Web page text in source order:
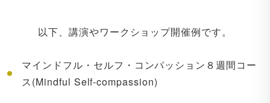
以下、講演やワークショップ開催例です。
マインドフル・セルフ・コンパッション８週間コー
ス(Mindful Self-compassion)